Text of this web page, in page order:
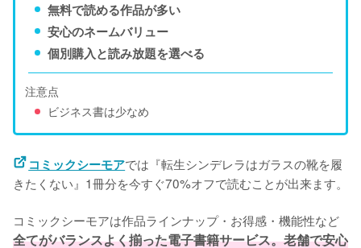
無料で読める作品が多い
安心のネームバリュー
個別購入と読み放題を選べる
注意点
ビジネス書は少なめ
コミックシーモアでは『転生シンデレラはガラスの靴を履
きたくない』1冊分を今すぐ70%オフで読むことが出来ます。
コミックシーモアは作品ラインナップ・お得感・機能性など
全てがバランスよく揃った電子書籍サービス。老舗で安心